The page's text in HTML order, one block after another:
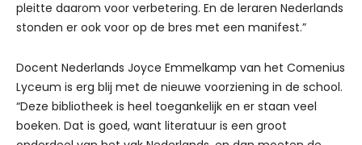
pleitte daarom voor verbetering. En de leraren Nederlands
stonden er ook voor op de bres met een manifest.”
Docent Nederlands Joyce Emmelkamp van het Comenius
Lyceum is erg blij met de nieuwe voorziening in de school.
“Deze bibliotheek is heel toegankelijk en er staan veel
boeken. Dat is goed, want literatuur is een groot